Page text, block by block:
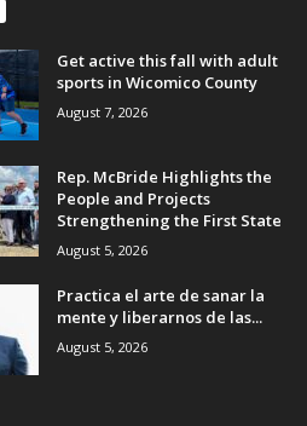
Get active this fall with adult
sports in Wicomico County
August 7, 2026
Rep. McBride Highlights the
People and Projects
Strengthening the First State
August 5, 2026
Practica el arte de sanar la
mente y liberarnos de las...
August 5, 2026